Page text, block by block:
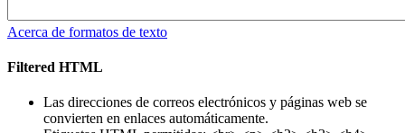
Acerca de formatos de texto
Filtered HTML
Las direcciones de correos electrónicos y páginas web se
convierten en enlaces automáticamente.